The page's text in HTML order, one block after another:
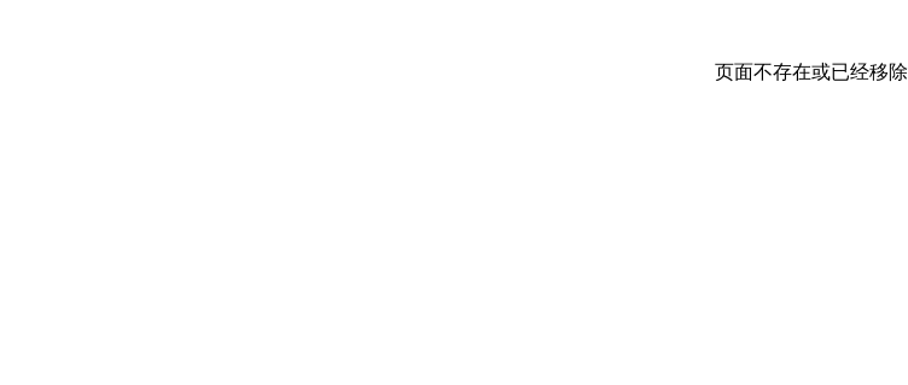
页面不存在或已经移除